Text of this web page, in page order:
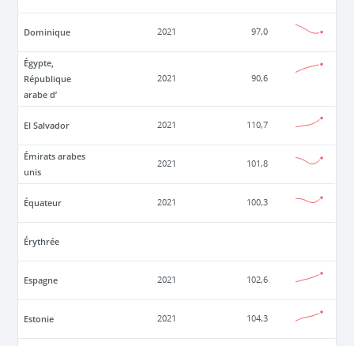
Dominique 2021 97,0
Égypte,
République
arabe d’
2021 90,6
El Salvador 2021 110,7
Émirats arabes
unis
2021 101,8
Équateur 2021 100,3
Érythrée
Espagne 2021 102,6
Estonie 2021 104,3